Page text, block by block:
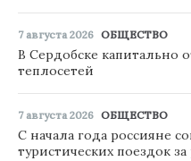
7 августа 2026 ОБЩЕСТВО
В Сердобске капитально
теплосетей
7 августа 2026 ОБЩЕСТВО
С начала года россияне
туристических поездок